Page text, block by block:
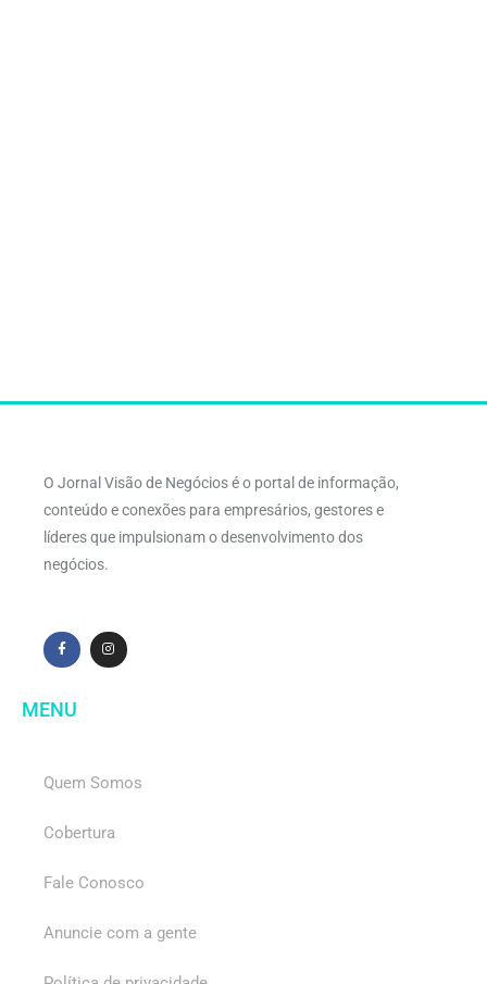
O Jornal Visão de Negócios é o portal de informação,
conteúdo e conexões para empresários, gestores e
líderes que impulsionam o desenvolvimento dos
negócios.
MENU
Quem Somos
Cobertura
Fale Conosco
Anuncie com a gente